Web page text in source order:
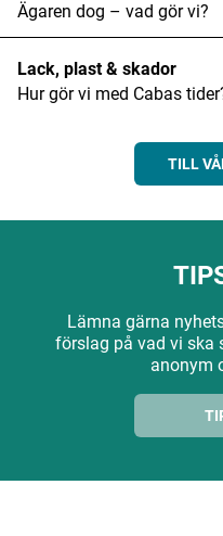
Ägaren dog – vad gör vi?
Lack, plast & skador
Hur gör vi med Cabas
TILL
Lämna gärna
förslag på vad vi ska
anonym